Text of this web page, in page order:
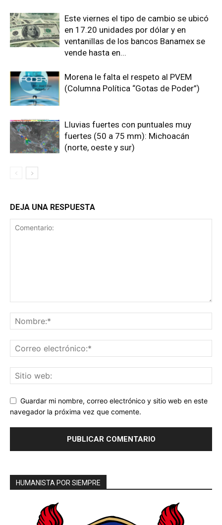
Este viernes el tipo de cambio se ubicó
en 17.20 unidades por dólar y en
ventanillas de los bancos Banamex se
vende hasta en...
Morena le falta el respeto al PVEM
(Columna Política “Gotas de Poder”)
Lluvias fuertes con puntuales muy
fuertes (50 a 75 mm): Michoacán
(norte, oeste y sur)
DEJA UNA RESPUESTA
Guardar mi nombre, correo electrónico y sitio web en este
navegador la próxima vez que comente.
HUMANISTA POR SIEMPRE